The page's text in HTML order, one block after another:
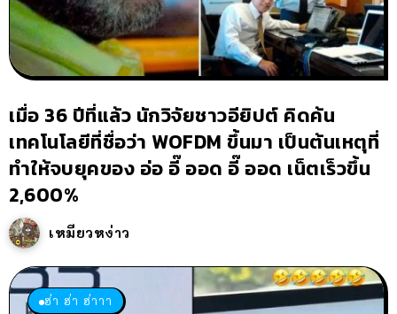
เมื่อ 36 ปีที่แล้ว นักวิจัยชาวอียิปต์ คิดค้น
เทคโนโลยีที่ชื่อว่า WOFDM ขึ้นมา เป็นต้นเหตุที่
ทำให้จบยุคของ อ่อ อี๊ ออด อี๊ ออด เน็ตเร็วขึ้น
2,600%
เหมียวหง่าว
ฮ่า ฮ่า ฮ่าาา